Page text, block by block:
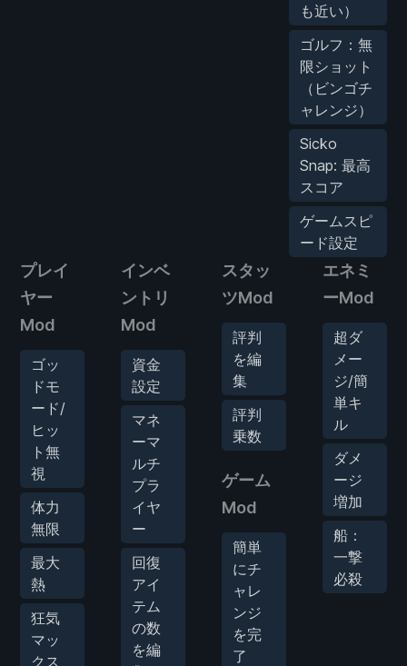
も近い）
ゴルフ：無
限ショット
（ビンゴチ
ャレンジ）
Sicko
Snap: 最高
スコア
ゲームスピ
ード設定
プレイ
ヤー
Mod
ゴッ
ドモ
ード/
ヒッ
ト無
視
体力
無限
最大
熱
狂気
マッ
クス
インベ
ントリ
Mod
資金
設定
マネ
ーマ
ルチ
プラ
イヤ
ー
回復
アイ
テム
の数
を編
スタッ
ツMod
評判
を編
集
評判
乗数
ゲーム
Mod
簡単
にチ
ャレ
ンジ
を完
了
エネミ
ーMod
超ダ
メー
ジ/簡
単キ
ル
ダメ
ージ
増加
船：
一撃
必殺